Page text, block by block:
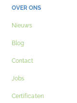
OVER ONS
Nieuws
Blog
Contact
Jobs
Certificaten